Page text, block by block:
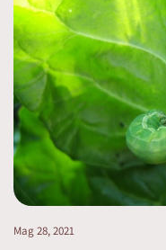
Mag 28, 2021